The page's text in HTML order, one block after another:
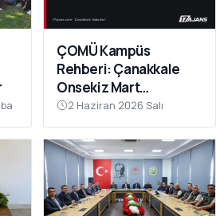
ÇOMÜ Kampüs
Rehberi: Çanakkale
Onsekiz Mart
Üniversitesi'nde
Yaşam
2 Haziran 2026 Salı